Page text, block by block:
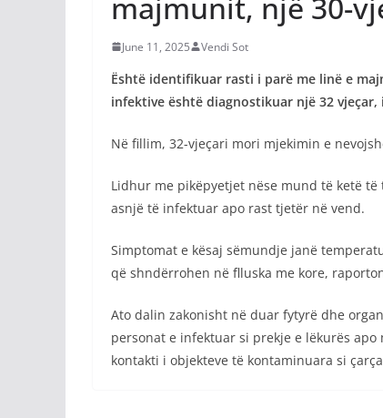
June 11, 2025 Vendi Sot
Është identifikuar rasti i parë me linë e
infektive është diagnostikuar një 32
Në fillim, 32-vjeçari mori mjekimin e
Lidhur me pikëpyetjet nëse mund të ketë
asnjë të infektuar apo rast tjetër në vend.
Simptomat e kësaj sëmundje janë
që shndërrohen në flluska me kore,
Ato dalin zakonisht në duar fytyrë dhe
personat e infektuar si prekje e lëkurës
kontakti i objekteve të kontaminuara si